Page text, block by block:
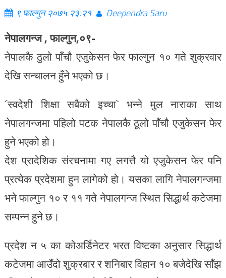
९ फाल्गुन २०७५ २३:२१ Deependra Saru
नेपालगन्ज , फाल्गुन,०९-
नेपालकै ठुलो पाँचौ एजुकेसन फेर फाल्गुन १० गते शुक्रवार
देखि सन्चालन हुँने भएको छ।
´स्वदेशी शिक्षा सबैको इच्चा` भन्ने मुल नाराका साथ
नेपालगन्जमा पहिलो पटक नेपालकै ठूलो पाँचौ एजुकेसन फेर
हुने भएको हो।
देश प्रादेशिक संरचनामा गए लगत्तै यो एजुकेसन फेर पनि
प्रत्येक प्रदेशमा हुन लागेको हो। यसका लागि नेपालगन्जमा
भने फाल्गुन १० र ११ गते नेपालगन्ज स्थित सिद्धार्थ कटेजमा
सम्पन्न हुने छ।
प्रदेश न ५ का कोअर्डिनेटर भरत विष्टका अनुसार सिद्धार्थ
कटेजमा आउँदो शुक्रबार र शनिबार विहान १० बजेदेखि साँझ